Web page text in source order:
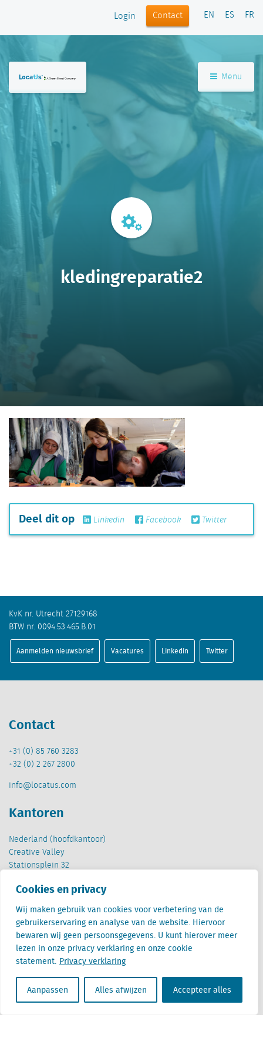
Cookies en privacy
Wij maken gebruik van cookies voor verbetering van de
gebruikerservaring en analyse van de website. Hiervoor
bewaren wij geen persoonsgegevens. U kunt hierover meer
lezen in onze privacy verklaring en onze cookie
statement. Privacy verklaring
Aanpassen Alles afwijzen Accepteer alles
Login Contact EN ES FR
Menu
kledingreparatie2
Deel dit op Linkedin Facebook Twitter
KvK nr. Utrecht 27129168
BTW nr. 0094.53.465.B.01
Aanmelden nieuwsbrief Vacatures Linkedin Twitter
Contact
+31 (0) 85 760 3283
+32 (0) 2 267 2800
info@locatus.com
Kantoren
Nederland (hoofdkantoor)
Creative Valley
Stationsplein 32
Cantersteen 47
1000 Brussel